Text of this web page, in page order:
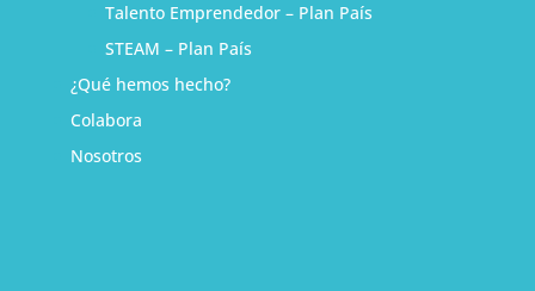
Talento Emprendedor – Plan País
STEAM – Plan País
¿Qué hemos hecho?
Colabora
Nosotros